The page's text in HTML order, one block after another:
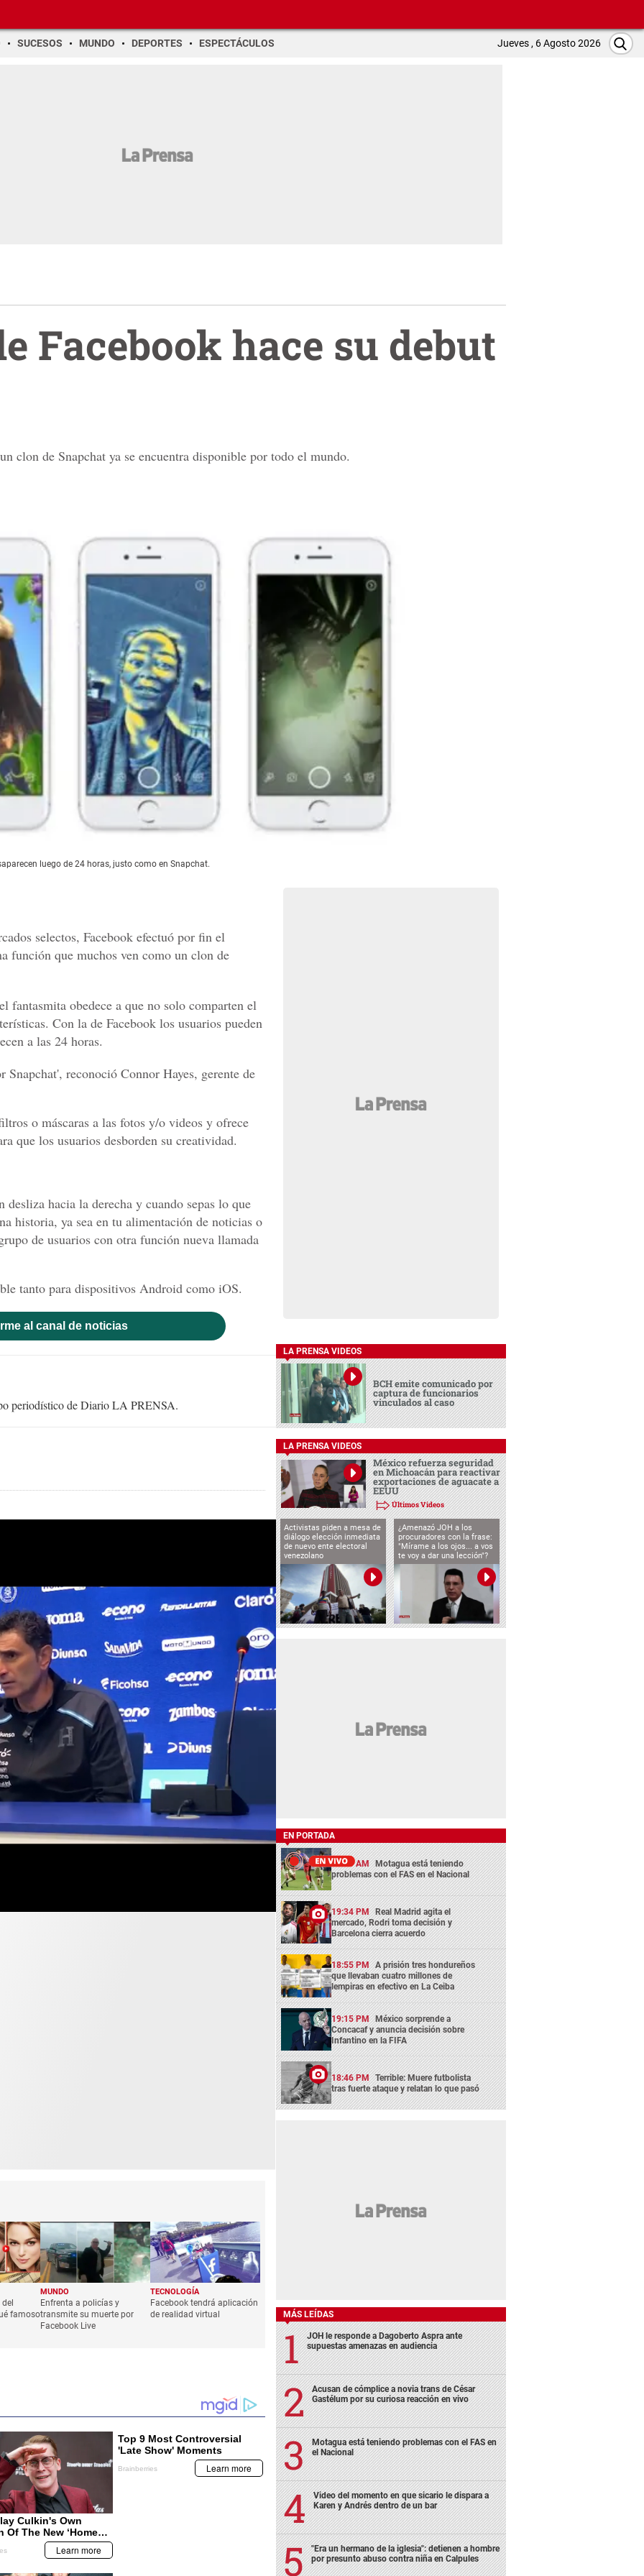
SUCESOS MUNDO DEPORTES ESPECTÁCULOS Jueves , 6 Agosto 2026
Facebook hace su debut
clon de Snapchat ya se encuentra disponible por todo el mundo.
luego de 24 horas, justo como en Snapchat.
selectos, Facebook efectuó por fin el
función que muchos ven como un clon de
fantasmita obedece a que no solo comparten el
Con la de Facebook los usuarios pueden
a las 24 horas.
reconoció Connor Hayes, gerente de
o máscaras a las fotos y/o videos y ofrece
que los usuarios desborden su creatividad.
desliza hacia la derecha y cuando sepas lo que
historia, ya sea en tu alimentación de noticias o
de usuarios con otra función nueva llamada
tanto para dispositivos Android como iOS.
al canal de noticias
periodístico de Diario LA PRENSA.
famoso
MUNDO
Enfrenta a policías y
transmite su muerte por
Facebook Live
TECNOLOGÍA
Facebook tendrá aplicación
de realidad virtual
LA PRENSA VIDEOS
BCH emite comunicado por
captura de funcionarios
vinculados al caso
LA PRENSA VIDEOS
México refuerza seguridad
en Michoacán para reactivar
exportaciones de aguacate a
EEUU
Últimos Videos
Activistas piden a mesa de
diálogo elección inmediata
de nuevo ente electoral
venezolano
¿Amenazó JOH a los
procuradores con la frase:
"Mírame a los ojos... a vos
te voy a dar una lección"?
EN PORTADA
11:45 AM Motagua está teniendo
problemas con el FAS en el Nacional
19:34 PM Real Madrid agita el
mercado, Rodri toma decisión y
Barcelona cierra acuerdo
18:55 PM A prisión tres hondureños
que llevaban cuatro millones de
lempiras en efectivo en La Ceiba
19:15 PM México sorprende a
Concacaf y anuncia decisión sobre
Infantino en la FIFA
18:46 PM Terrible: Muere futbolista
tras fuerte ataque y relatan lo que pasó
MÁS LEÍDAS
JOH le responde a Dagoberto Aspra ante
supuestas amenazas en audiencia
Acusan de cómplice a novia trans de César
Gastélum por su curiosa reacción en vivo
Motagua está teniendo problemas con el FAS en
el Nacional
Video del momento en que sicario le dispara a
Karen y Andrés dentro de un bar
"Era un hermano de la iglesia": detienen a hombre
por presunto abuso contra niña en Calpules